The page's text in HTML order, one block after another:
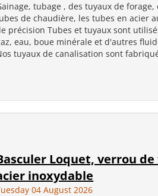
tubage , des tuyaux de forage,
de chaudière, les tubes en acier
précision Tubes et tuyaux sont
eau, boue minérale et d'autres
tuyaux de canalisation sont
Loquet, verrou
inoxydable
04 August 2026